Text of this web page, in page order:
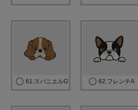
61.スパニエルG 62.フレンチA